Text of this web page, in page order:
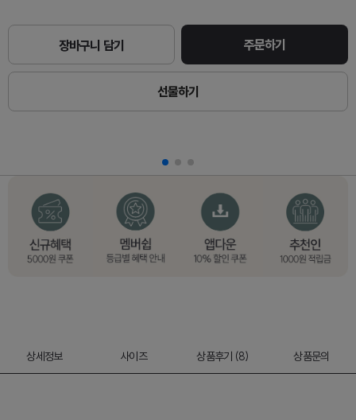
장바구니 담기 주문하기
선물하기
상세정보 사이즈 상품후기 (8) 상품문의